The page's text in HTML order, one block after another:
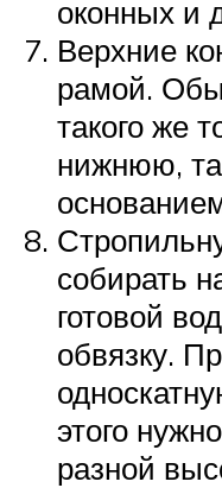
оконных и
Верхние
рамой.
такого же
нижнюю,
собирать
готовой
обвязку.
этого
разной